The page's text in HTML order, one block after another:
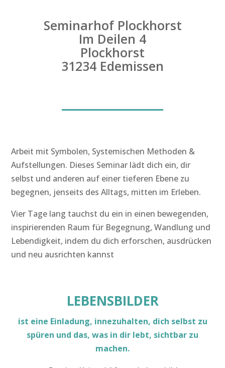
Seminarhof Plockhorst
Im Deilen 4
Plockhorst
31234 Edemissen
Arbeit mit Symbolen, Systemischen Methoden &
Aufstellungen. Dieses Seminar lädt dich ein, dir
selbst und anderen auf einer tieferen Ebene zu
begegnen, jenseits des Alltags, mitten im Erleben.
Vier Tage lang tauchst du ein in einen bewegenden,
inspirierenden Raum für Begegnung, Wandlung und
Lebendigkeit, indem du dich erforschen, ausdrücken
und neu ausrichten kannst
LEBENSBILDER
ist eine Einladung, innezuhalten, dich selbst zu
spüren und das, was in dir lebt, sichtbar zu
machen.